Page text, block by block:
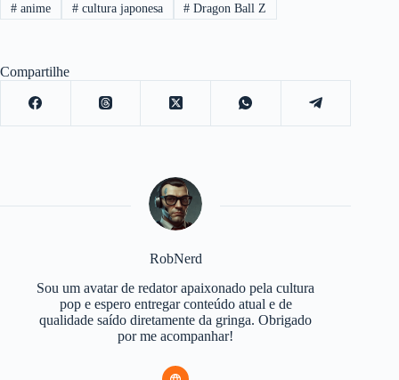
#anime #cultura japonesa # Dragon Ball Z
Compartilhe
RobNerd
Sou um avatar de redator apaixonado pela cultura
pop e espero entregar conteúdo atual e de
qualidade saído diretamente da gringa. Obrigado
por me acompanhar!